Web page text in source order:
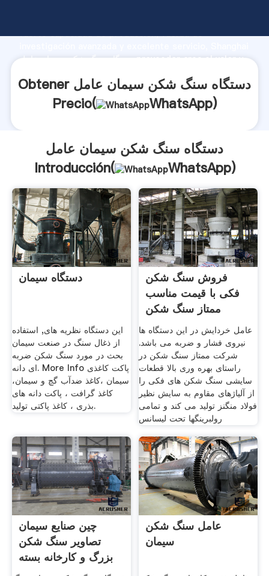
fuerte capacidad de producción, fuerza de
دستگاه سنگ شکن سیمان عامل proveedor crea el valor y
Obtener دستگاه سنگ شکن سیمان عامل
Precio(
WhatsApp)
دستگاه سنگ شکن سیمان عامل
Introducción(
WhatsApp)
دستگاه سیمان
این دستگاه نظریه های, استفاده
از ذغال سنگ در صنعت سیمان
بحث در مورد سنگ شکن ضربه
ای دانه. More Info پاکت کاغذی
سیمان ،کاغذ ضدآب گچ و سیمان،
کاغذ گرافت ، پاکت دانه های
بذری ، کاغذ پاکتی تولید.
فروش سنگ شکن
فکی با قیمت مناسب
ممتاز سنگ شکن
عامل خردایش در این دستگاه ها
نیروی فشار و ضربه می باشد.
شرکت ممتاز سنگ شکن در
راستای بهره وری بالا قطعات
سایشی سنگ شکن های فکی را
از آلیاژهای مقاوم به سایش نظیر
فولاد منگنز تولید می کند و تمامی
رولبرینگها تحت لیسانس
چین صنایع سیمان
تصاویر سنگ شکن
بزرگ و کارخانه بسته
بندی عامل
عامل سنگ شکن
سیمان